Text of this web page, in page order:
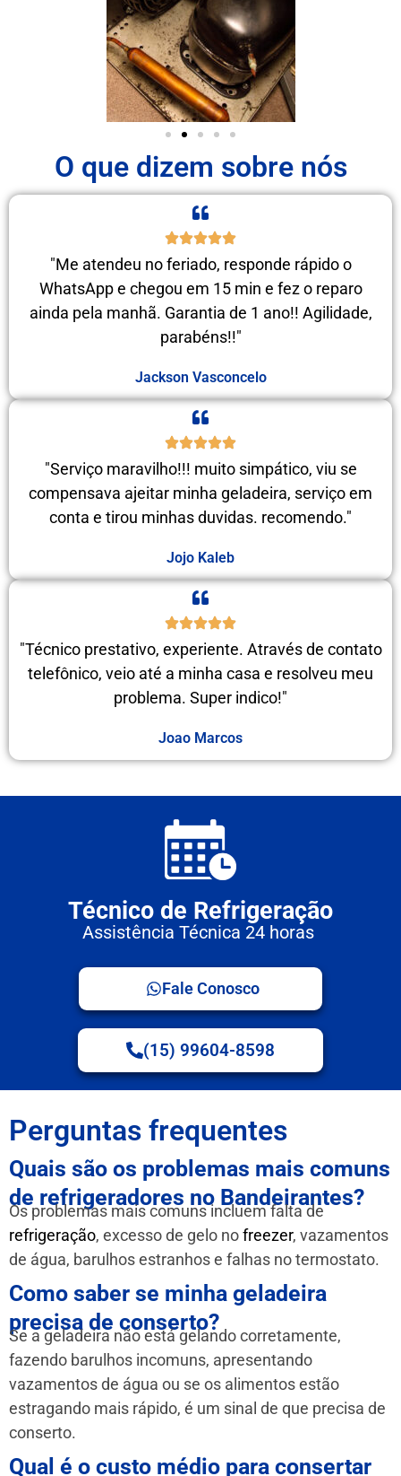
O que dizem sobre nós
"Me atendeu no feriado, responde rápido o
WhatsApp e chegou em 15 min e fez o reparo
ainda pela manhã. Garantia de 1 ano!! Agilidade,
parabéns!!"
Jackson Vasconcelo
"Serviço maravilho!!! muito simpático, viu se
compensava ajeitar minha geladeira, serviço em
conta e tirou minhas duvidas. recomendo."
Jojo Kaleb
"Técnico prestativo, experiente. Através de contato
telefônico, veio até a minha casa e resolveu meu
problema. Super indico!"
Joao Marcos
Técnico de Refrigeração
Assistência Técnica 24 horas
Fale Conosco
(15) 99604-8598
Perguntas frequentes
Quais são os problemas mais comuns
de refrigeradores no Bandeirantes?
Os problemas mais comuns incluem falta de
refrigeração, excesso de gelo nofreezer, vazamentos
de água, barulhos estranhos e falhas no termostato.
Como saber se minha geladeira
precisa de conserto?
Se a geladeira não está gelando corretamente,
fazendo barulhos incomuns, apresentando
vazamentos de água ou se os alimentos estão
estragando mais rápido, é um sinal de que precisa de
conserto.
Qual é o custo médio para consertar